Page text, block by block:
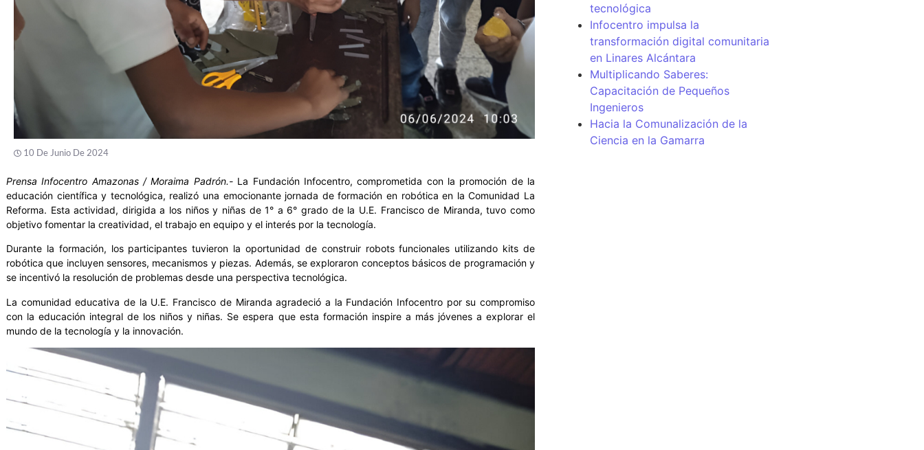
10 De Junio De 2024
Prensa Infocentro Amazonas / Moraima Padrón.-La Fundación Infocentro, comprometida con la promoción de la
educación científica y tecnológica, realizó una emocionante jornada de formación en robótica en la Comunidad La
Reforma. Esta actividad, dirigida a los niños y niñas de 1° a 6° grado de la U.E. Francisco de Miranda, tuvo como
objetivo fomentar la creatividad, el trabajo en equipo y el interés por la tecnología.
Durante la formación, los participantes tuvieron la oportunidad de construir robots funcionales utilizando kits de
robótica que incluyen sensores, mecanismos y piezas. Además, se exploraron conceptos básicos de programación y
se incentivó la resolución de problemas desde una perspectiva tecnológica.
La comunidad educativa de la U.E. Francisco de Miranda agradeció a la Fundación Infocentro por su compromiso
con la educación integral de los niños y niñas. Se espera que esta formación inspire a más jóvenes a explorar el
mundo de la tecnología y la innovación.
tecnológica
Infocentro impulsa la
transformación digital comunitaria
en Linares Alcántara
Multiplicando Saberes:
Capacitación de Pequeños
Ingenieros
Hacia la Comunalización de la
Ciencia en la Gamarra